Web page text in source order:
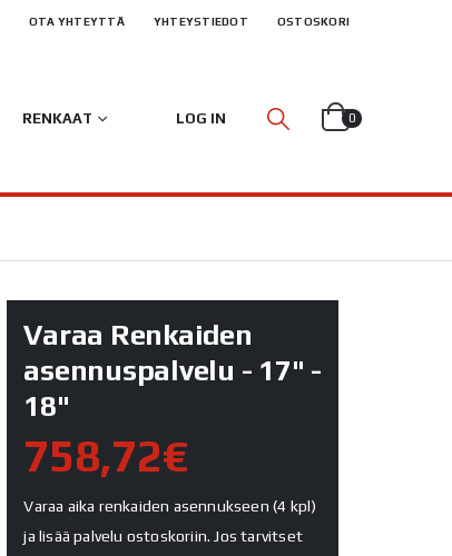
OTA YHTEYTTÄ YHTEYSTIEDOT OSTOSKORI
RENKAAT LOG IN 0
Varaa Renkaiden
asennuspalvelu - 17" -
18"
758,72€
Varaa aika renkaiden asennukseen (4 kpl)
ja lisää palvelu ostoskoriin. Jos tarvitset